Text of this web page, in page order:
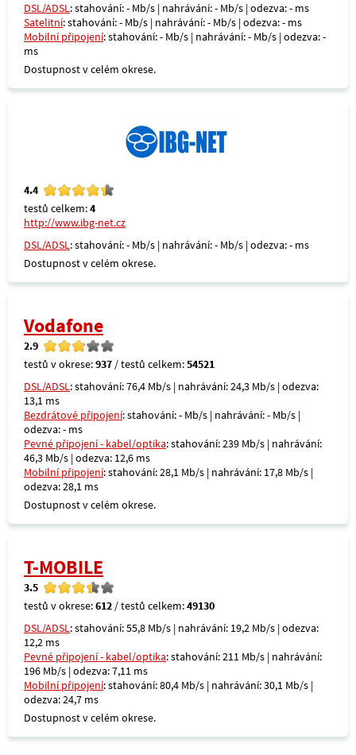
DSL/ADSL: stahování: - Mb/s | nahrávání: - Mb/s | odezva: - ms
Satelitní: stahování: - Mb/s | nahrávání: - Mb/s | odezva: - ms
Mobilní připojení: stahování: - Mb/s | nahrávání: - Mb/s | odezva: -
ms
Dostupnost v celém okrese.
4.4
testů celkem:4
http://www.ibg-net.cz
DSL/ADSL: stahování: - Mb/s | nahrávání: - Mb/s | odezva: - ms
Dostupnost v celém okrese.
Vodafone
2.9
testů v okrese:937 / testů celkem:54521
DSL/ADSL: stahování: 76,4 Mb/s | nahrávání: 24,3 Mb/s | odezva:
13,1 ms
Bezdrátové připojení: stahování: - Mb/s | nahrávání: - Mb/s |
odezva: - ms
Pevné připojení - kabel/optika: stahování: 239 Mb/s | nahrávání:
46,3 Mb/s | odezva: 12,6 ms
Mobilní připojení: stahování: 28,1 Mb/s | nahrávání: 17,8 Mb/s |
odezva: 28,1 ms
Dostupnost v celém okrese.
T-MOBILE
3.5
testů v okrese:612 / testů celkem:49130
DSL/ADSL: stahování: 55,8 Mb/s | nahrávání: 19,2 Mb/s | odezva:
12,2 ms
Pevné připojení - kabel/optika: stahování: 211 Mb/s | nahrávání:
196 Mb/s | odezva: 7,11 ms
Mobilní připojení: stahování: 80,4 Mb/s | nahrávání: 30,1 Mb/s |
odezva: 24,7 ms
Dostupnost v celém okrese.